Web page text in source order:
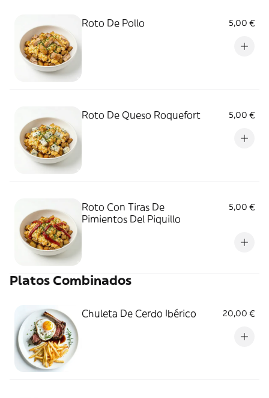
Roto De Pollo 5,00 €
Roto De Queso Roquefort 5,00 €
Roto Con Tiras De
Pimientos Del Piquillo
5,00 €
Platos Combinados
Chuleta De Cerdo Ibérico 20,00 €